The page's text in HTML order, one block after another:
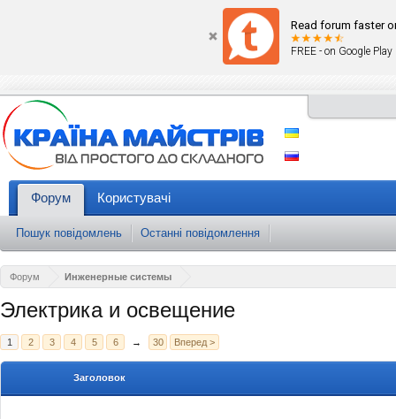
Read forum faster
FREE - on Google Play
Форум Инженерные системы
Электрика и освещение
1 2 3 4 5 6 → 30 Вперед >
Заголовок
Форум
Пошук повідомлень Останні повідомлення
Користувачі